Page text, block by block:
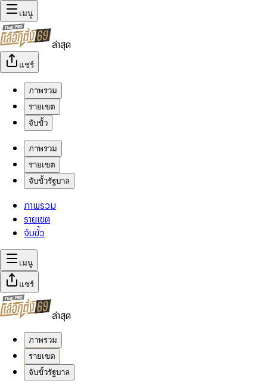
เมนู
ล่าสุด
แชร์
ภาพรวม
รายเขต
จับขั้ว
ภาพรวม
รายเขต
จับขั้วรัฐบาล
ภาพรวม
รายเขต
จับขั้ว
เมนู
แชร์
ล่าสุด
ภาพรวม
รายเขต
จับขั้วรัฐบาล